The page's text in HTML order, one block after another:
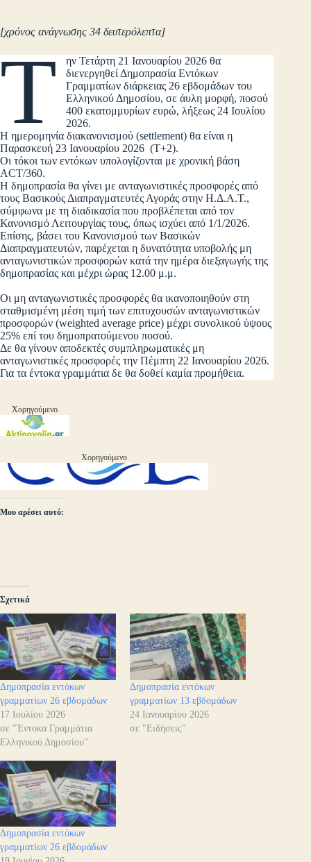
[χρόνος ανάγνωσης 34 δευτερόλεπτα]
Τ
ην Τετάρτη 21 Ιανουαρίου 2026 θα
διενεργηθεί Δημοπρασία Εντόκων
Γραμματίων διάρκειας 26 εβδομάδων του
Ελληνικού Δημοσίου, σε άυλη μορφή, ποσού
400 εκατομμυρίων ευρώ, λήξεως 24 Ιουλίου
2026.
Η ημερομηνία διακανονισμού (settlement) θα είναι η
Παρασκευή 23 Ιανουαρίου 2026 (Τ+2).
Οι τόκοι των εντόκων υπολογίζονται με χρονική βάση
ACT/360.
Η δημοπρασία θα γίνει με ανταγωνιστικές προσφορές από
τους Βασικούς Διαπραγματευτές Αγοράς στην Η.Δ.Α.Τ.,
σύμφωνα με τη διαδικασία που προβλέπεται από τον
Κανονισμό Λειτουργίας τους, όπως ισχύει από 1/1/2026.
Επίσης, βάσει του Κανονισμού των Βασικών
Διαπραγματευτών, παρέχεται η δυνατότητα υποβολής μη
ανταγωνιστικών προσφορών κατά την ημέρα διεξαγωγής της
δημοπρασίας και μέχρι ώρας 12.00 μ.μ.
Οι μη ανταγωνιστικές προσφορές θα ικανοποιηθούν στη
σταθμισμένη μέση τιμή των επιτυχουσών ανταγωνιστικών
προσφορών (weighted average price) μέχρι συνολικού ύψους
25% επί του δημοπρατούμενου ποσού.
Δε θα γίνουν αποδεκτές συμπληρωματικές μη
ανταγωνιστικές προσφορές την Πέμπτη 22 Ιανουαρίου 2026.
Για τα έντοκα γραμμάτια δε θα δοθεί καμία προμήθεια.
Χορηγούμενο
Χορηγούμενο
Μου αρέσει αυτό:
Σχετικά
Δημοπρασία εντόκων
γραμματίων 26 εβδομάδων
17 Ιουλίου 2026
σε "Έντοκα Γραμμάτια
Ελληνικού Δημοσίου"
Δημοπρασία εντόκων
γραμματίων 13 εβδομάδων
24 Ιανουαρίου 2026
σε "Ειδήσεις"
Δημοπρασία εντόκων
γραμματίων 26 εβδομάδων